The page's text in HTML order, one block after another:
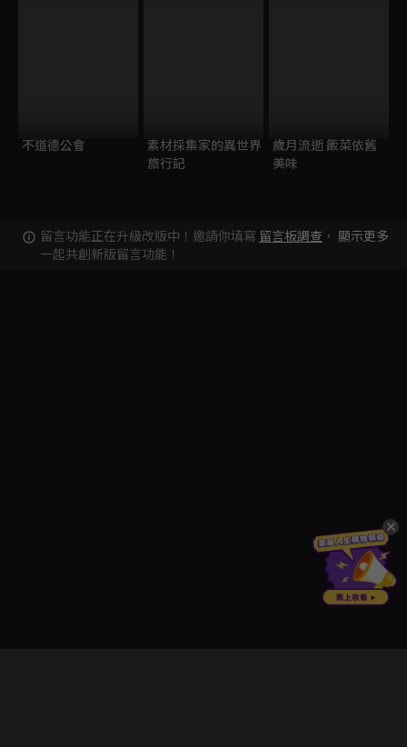
不道德公會
素材採集家的異世界
旅行記
歲月流逝 飯菜依舊
美味
留言功能正在升級改版中！邀請你填寫 留言板調查 ，
一起共創新版留言功能！
顯示更多